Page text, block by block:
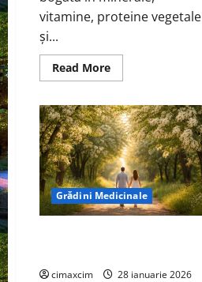
vitamine, proteine vegetale
și...
Read MoreRead
more
(Urtica
dioica)
Grădini Medicinale
cimaxcim 28 ianuarie 2026